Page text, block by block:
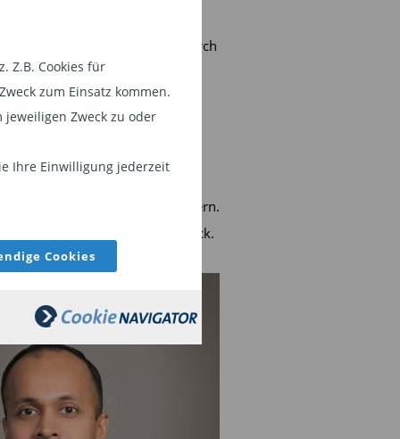
Z.B. Cookies für
zum Einsatz kommen.
Zweck zu oder
Ihre Einwilligung jederzeit
Cookies
des Teams Manager Research
Clients innerhalb des
iShares & Wealth-Teams
Alice Hübener deutsche
Privatbanken und
von strategischen Partnern.
2020 von der DWS zu BlackRock.